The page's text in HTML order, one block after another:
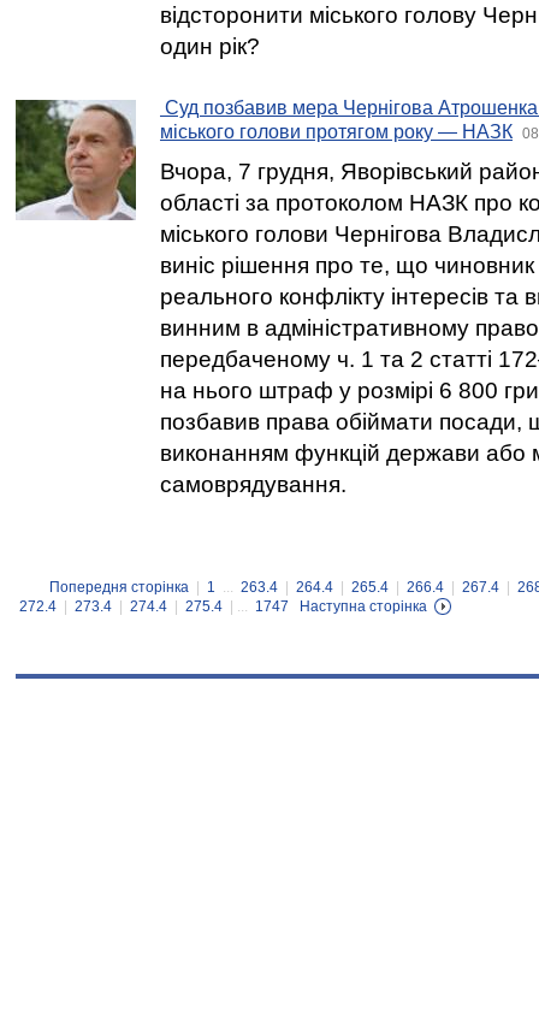
відсторонити міського голову
один рік?
Суд позбавив мера Чернігова
міського голови протягом року — НАЗК
Вчора, 7 грудня, Яворівський
області за протоколом НАЗК про
міського голови Чернігова
виніс рішення про те, що чиновник
реального конфлікту інтересів
винним в адміністративному
передбаченому ч. 1 та 2 статті
на нього штраф у розмірі 6 800
позбавив права обіймати посади,
виконанням функцій держави або
самоврядування.
Попередня сторінка 1 ... 263.4 264.4 265.4 266.4 267.4
272.4
273.4 274.4 275.4 | ... 1747 Наступна сторінка